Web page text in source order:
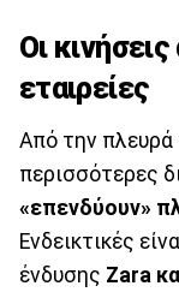
Οι
εταιρείες
Από την πλευρά
περισσότερες
«επενδύουν»
Ενδεικτικές
ένδυσης Zara